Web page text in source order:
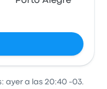
ayer a las 20:40 -03.